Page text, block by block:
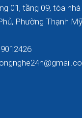
01, tầng 09, tòa
Phường Thạnh